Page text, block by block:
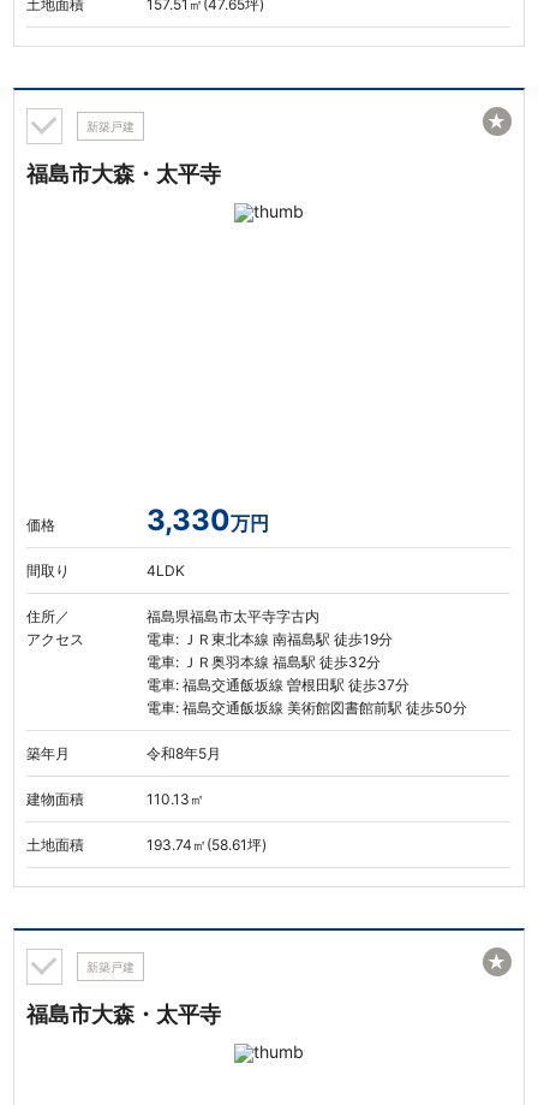
土地面積 157.51㎡(47.65坪)
新築戸建
福島市大森・太平寺
価格 3,330万円
間取り 4LDK
住所／
アクセス
福島県福島市太平寺字古内
電車: ＪＲ東北本線 南福島駅 徒歩19分
電車: ＪＲ奥羽本線 福島駅 徒歩32分
電車: 福島交通飯坂線 曽根田駅 徒歩37分
電車: 福島交通飯坂線 美術館図書館前駅 徒歩50分
築年月 令和8年5月
建物面積 110.13㎡
土地面積 193.74㎡(58.61坪)
★
新築戸建
福島市大森・太平寺
★